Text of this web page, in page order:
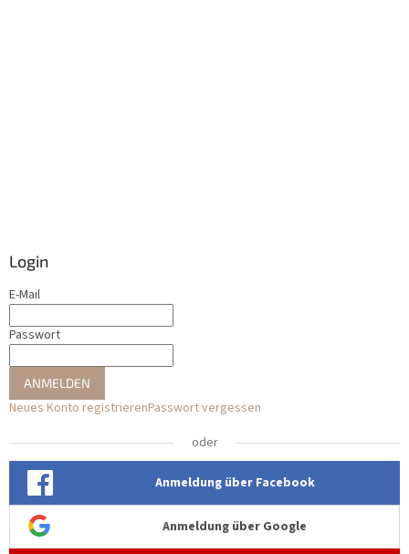
Login
E-Mail
Passwort
ANMELDEN
Neues Konto registrierenPasswort vergessen
oder
Anmeldung über Facebook
Anmeldung über Google